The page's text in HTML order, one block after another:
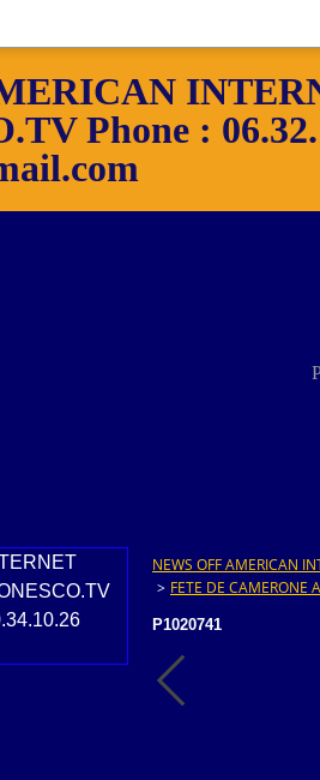
Phone :
NEWS OFF AMERICAN
> FETE DE CAMERONE
P1020741